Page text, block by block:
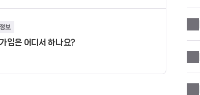
보
입은 어디서 하나요?